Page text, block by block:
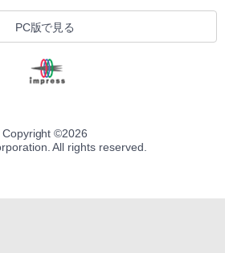
PC版で見る
Copyright ©2026
All rights reserved.